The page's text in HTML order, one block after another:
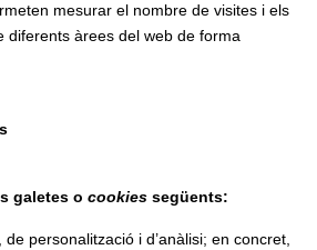
mesurar el nombre de visites i els
diferents àrees del web de forma
galetes o cookies següents:
personalització i d’anàlisi; en concret,